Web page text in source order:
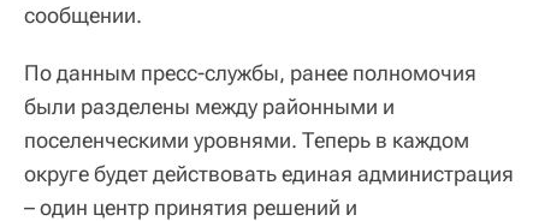
сообщении.
По данным пресс-службы, ранее полномочия
были разделены между районными и
поселенческими уровнями. Теперь в каждом
округе будет действовать единая администрация
– один центр принятия решений и